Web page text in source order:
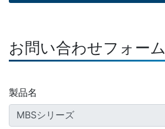
お問い合わせフォーム
製品名